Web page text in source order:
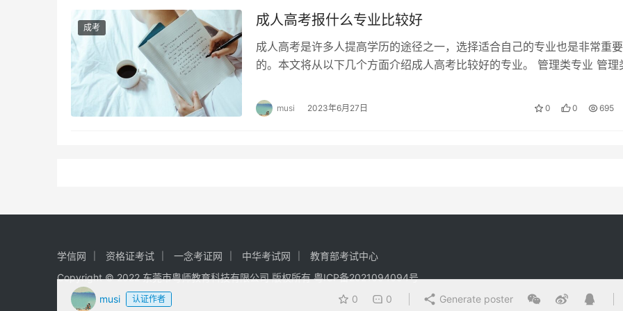
musi 认证作者 0 0 Generate poster
成考 成人高考报什么专业比较好
成人高考是许多人提高学历的途径之一，选择适合自己的专业也是非常重要
的。本文将从以下几个方面介绍成人高考比较好的专业。 管理类专业 管理
musi 2023年6月27日 0 0 695
学信网 资格证考试 一念考证网 中华考试网
教育部考试中心
Copyright © 2022 东莞市粤师教育科技有限公司 版权所有粤ICP备2021094094号